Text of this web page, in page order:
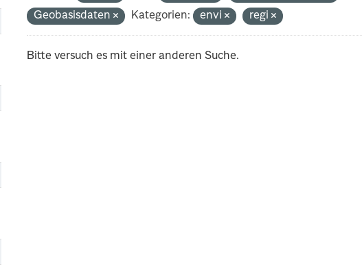
Geobasisdaten
Kategorien: envi regi
Bitte versuch es mit einer anderen Suche.